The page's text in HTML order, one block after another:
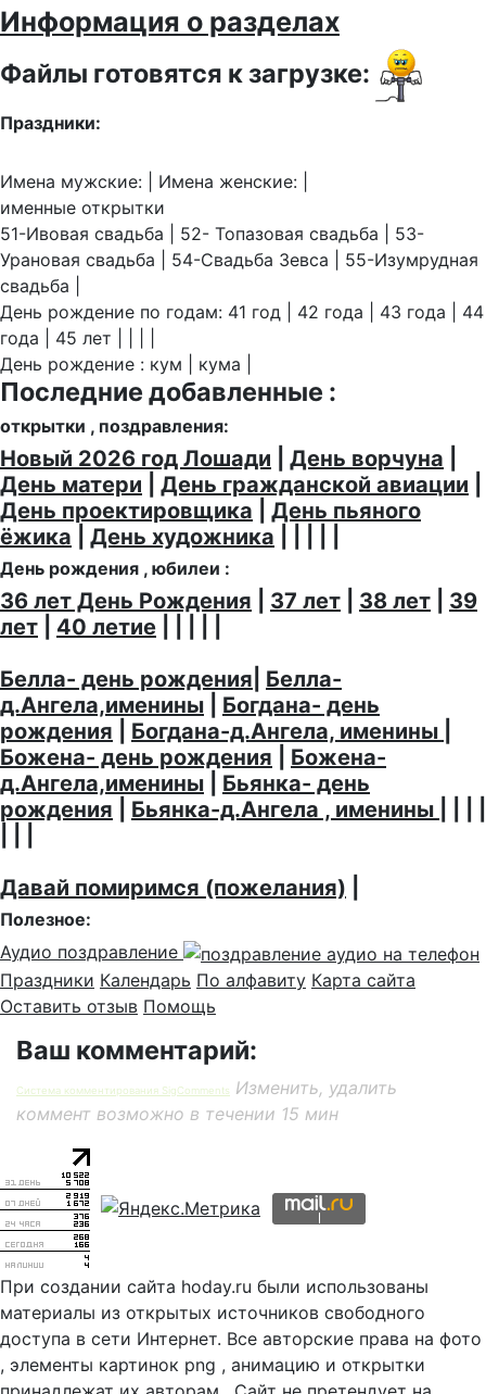
Информация о разделах
Файлы готовятся к загрузке:
Праздники:
Имена мужские: | Имена женские: |
именные открытки
51-Ивовая свадьба | 52- Топазовая свадьба | 53-
Урановая свадьба | 54-Свадьба Зевса | 55-Изумрудная
свадьба |
День рождение по годам: 41 год | 42 года | 43 года | 44
года | 45 лет | | | |
День рождение : кум | кума |
Последние добавленные :
открытки , поздравления:
Новый 2026 год Лошади День ворчуна
День матери
День гражданской авиации
День проектировщика
День пьяного
ёжика
День художника
День рождения , юбилеи :
36 лет День Рождения 37 лет 38 лет
39
лет
40 летие
Белла- день рождения Белла-
д.Ангела,именины
Богдана- день
рождения
Богдана-д.Ангела, именины
Божена- день рождения
Божена-
д.Ангела,именины
Бьянка- день
рождения
Бьянка-д.Ангела , именины
Давай помиримся (пожелания)
Полезное:
Аудио поздравление
Праздники Календарь По алфавиту Карта сайта
Оставить отзыв Помощь
Ваш комментарий:
Система комментирования SigComments
Изменить, удалить
коммент возможно в течении 15 мин
При создании сайта hoday.ru были использованы
материалы из открытых источников свободного
доступа в сети Интернет. Все авторские права на фото
, элементы картинок png , анимацию и открытки